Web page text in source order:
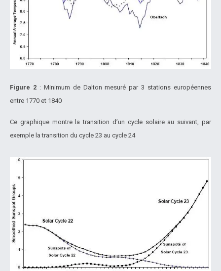
Figure 2: Minimum de Dalton mesuré par 3 stations européennes
entre 1770 et 1840
Ce graphique montre la transition d’un cycle solaire au suivant, par
exemple la transition du cycle 23 au cycle 24